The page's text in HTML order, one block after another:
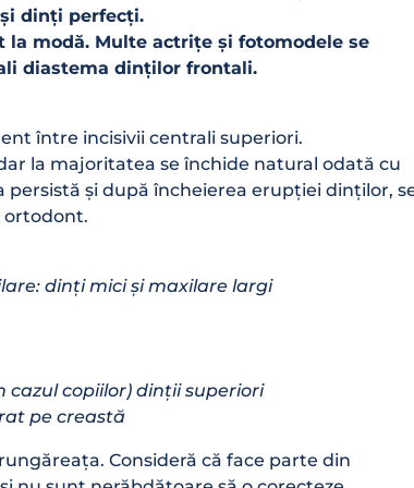
dinți perfecți.
modă. Multe actrițe și fotomodele se
diastema dinților frontali.
între incisivii centrali superiori.
la majoritatea se închide natural odată cu
și după încheierea erupției dinților,
ortodont.
dinți mici și maxilare largi
cazul copiilor) dinții superiori
pe creastă
Consideră că face parte din